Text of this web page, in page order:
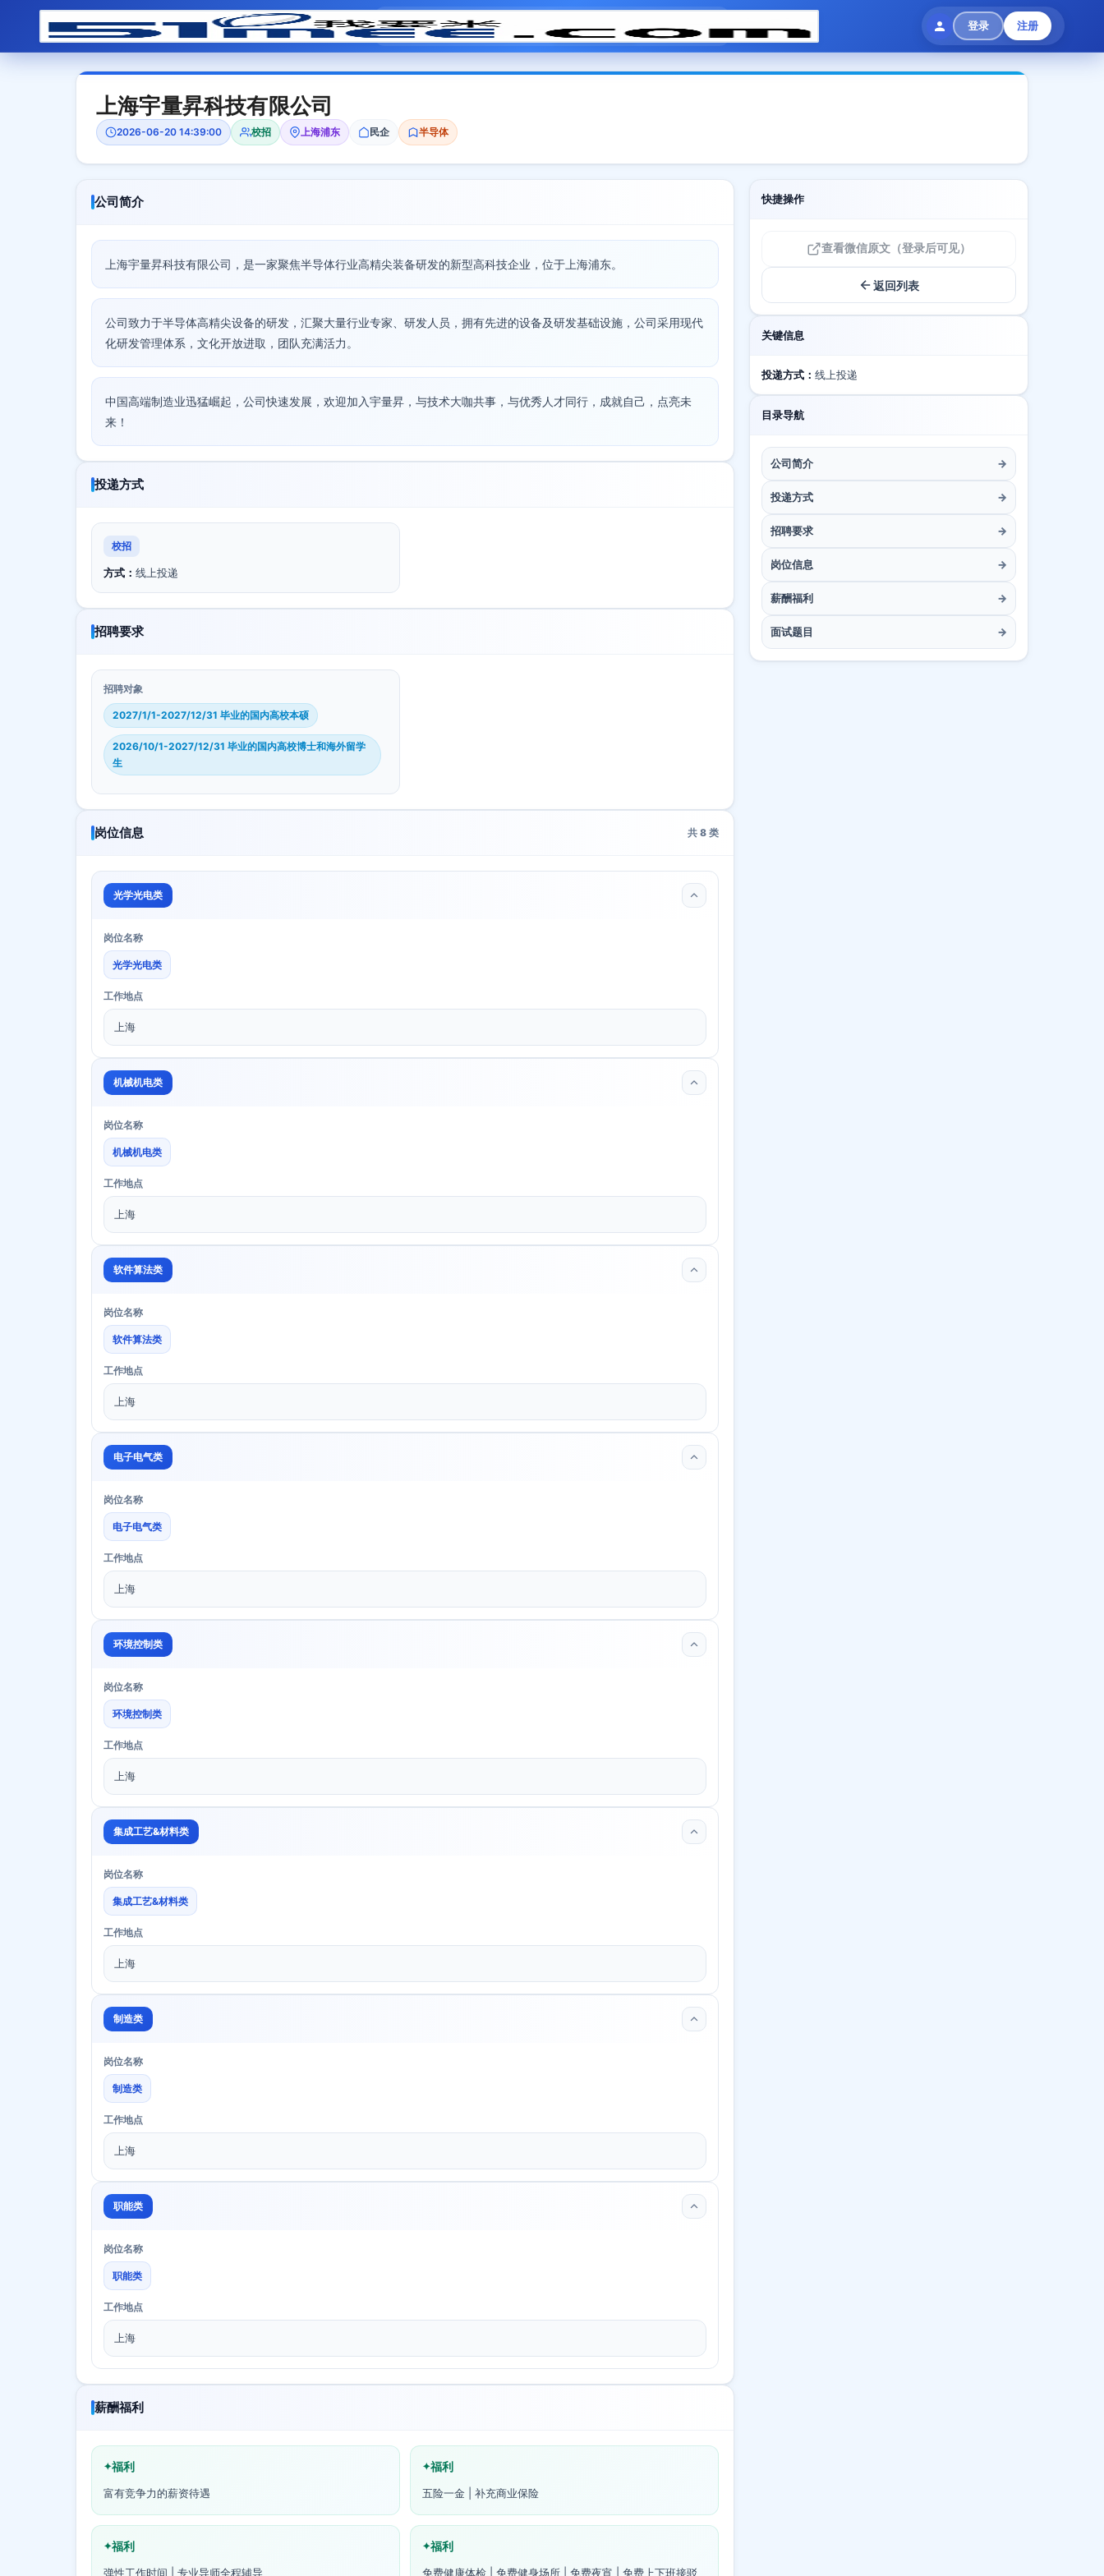
登录 注册
模拟面试 题目大全 招聘中心 会员专区
上海宇量昇科技有限公司
2026-06-20 14:39:00 校招 上海浦东 民企 半导体
公司简介
上海宇量昇科技有限公司，是一家聚焦半导体行业高精尖装备研发的新型高科技企业，位于上海浦东。
公司致力于半导体高精尖设备的研发，汇聚大量行业专家、研发人员，拥有先进的设备及研发基础设施，公司采用现代
化研发管理体系，文化开放进取，团队充满活力。
中国高端制造业迅猛崛起，公司快速发展，欢迎加入宇量昇，与技术大咖共事，与优秀人才同行，成就自己，点亮未
来！
投递方式
校招
方式： 线上投递
招聘要求
招聘对象
2027/1/1-2027/12/31 毕业的国内高校本硕
2026/10/1-2027/12/31 毕业的国内高校博士和海外留学
生
岗位信息 共 8 类
光学光电类
岗位名称
光学光电类
工作地点
上海
机械机电类
岗位名称
机械机电类
工作地点
上海
软件算法类
岗位名称
软件算法类
工作地点
上海
电子电气类
岗位名称
电子电气类
工作地点
上海
环境控制类
岗位名称
环境控制类
工作地点
上海
集成工艺&材料类
岗位名称
集成工艺&材料类
工作地点
上海
制造类
岗位名称
制造类
工作地点
上海
职能类
岗位名称
职能类
工作地点
上海
薪酬福利
福利
富有竞争力的薪资待遇
福利
五险一金 | 补充商业保险
福利
弹性工作时间 | 专业导师全程辅导
福利
免费健康体检 | 免费健身场所 | 免费夜宵 | 免费上下班接驳
快捷操作
查看微信原文（登录后可见）
返回列表
关键信息
投递方式： 线上投递
目录导航
公司简介 →
投递方式 →
招聘要求 →
岗位信息 →
薪酬福利 →
面试题目 →